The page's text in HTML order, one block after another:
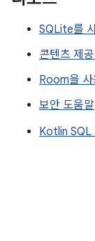
SQLite를
콘텐츠 제
Room을
보안 도움말
Kotlin SQL